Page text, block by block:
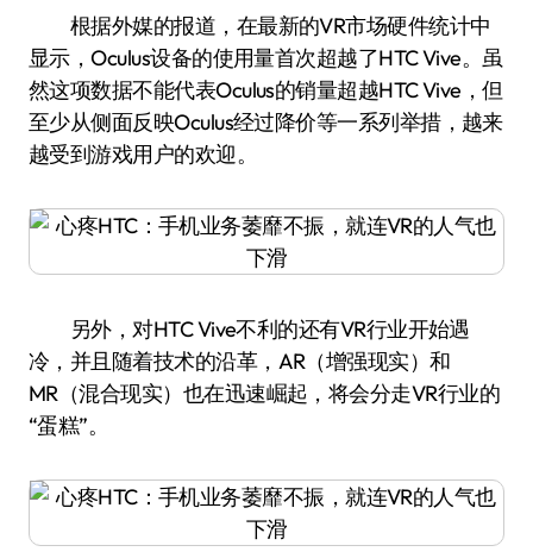
根据外媒的报道，在最新的VR市场硬件统计中
显示，Oculus设备的使用量首次超越了HTC Vive。虽
然这项数据不能代表Oculus的销量超越HTC Vive，但
至少从侧面反映Oculus经过降价等一系列举措，越来
越受到游戏用户的欢迎。
另外，对HTC Vive不利的还有VR行业开始遇
冷，并且随着技术的沿革，AR（增强现实）和
MR（混合现实）也在迅速崛起，将会分走VR行业的
“蛋糕”。